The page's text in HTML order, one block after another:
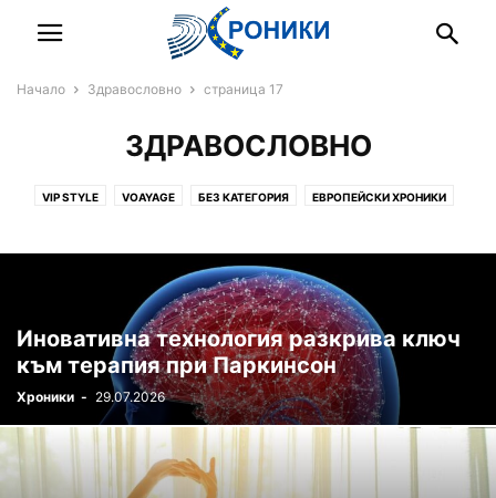
Начало Здравословно страница 17
ЗДРАВОСЛОВНО
VIP STYLE VOAYAGE БЕЗ КАТЕГОРИЯ ЕВРОПЕЙСКИ ХРОНИКИ
Иновативна технология разкрива ключ
към терапия при Паркинсон
Хроники - 29.07.2026